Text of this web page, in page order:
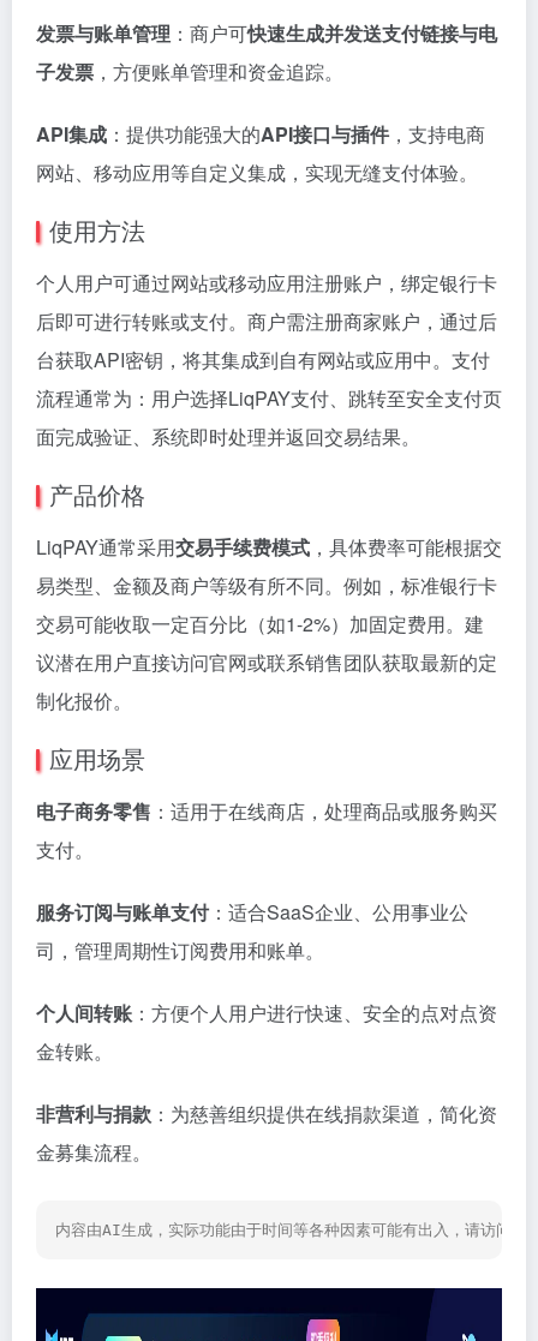
发票与账单管理 ：商户可快速生成并发送支付链接与电
子发票 ，方便账单管理和资金追踪。
API集成 ：提供功能强大的API接口与插件 ，支持电商
网站、移动应用等自定义集成，实现无缝支付体验。
使用方法
个人用户可通过网站或移动应用注册账户，绑定银行卡
后即可进行转账或支付。商户需注册商家账户，通过后
台获取API密钥，将其集成到自有网站或应用中。支付
流程通常为：用户选择LiqPAY支付、跳转至安全支付页
面完成验证、系统即时处理并返回交易结果。
产品价格
LiqPAY通常采用交易手续费模式 ，具体费率可能根据交
易类型、金额及商户等级有所不同。例如，标准银行卡
交易可能收取一定百分比（如1-2%）加固定费用。建
议潜在用户直接访问官网或联系销售团队获取最新的定
制化报价。
应用场景
电子商务零售 ：适用于在线商店，处理商品或服务购买
支付。
服务订阅与账单支付：适合SaaS企业、公用事业公
司，管理周期性订阅费用和账单。
个人间转账 ：方便个人用户进行快速、安全的点对点资
金转账。
非营利与捐款 ：为慈善组织提供在线捐款渠道，简化资
金募集流程。
内容由AI生成，实际功能由于时间等各种因素可能有出入，请访问网